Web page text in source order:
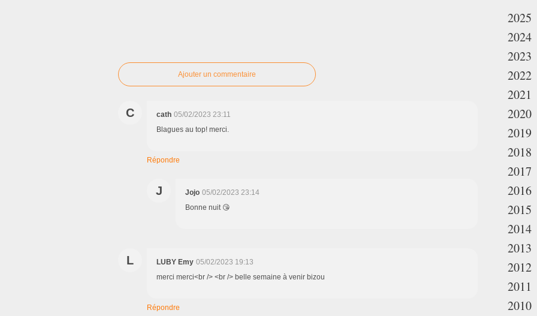
Ajouter un commentaire
C cath 05/02/2023 23:11
Blagues au top! merci.
Répondre
J Jojo 05/02/2023 23:14
Bonne nuit 😘
L LUBY Emy 05/02/2023 19:13
merci merci<br /> <br /> belle semaine à venir bizou
Répondre
2025
2024
2023
2022
2021
2020
2019
2018
2017
2016
2015
2014
2013
2012
2011
2010